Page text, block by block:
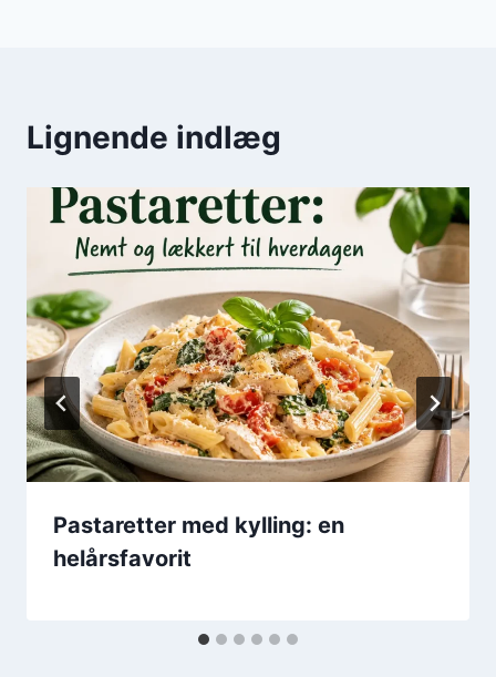
Lignende indlæg
Pastaretter med kylling: en
helårsfavorit